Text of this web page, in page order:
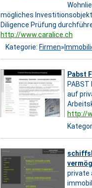
mögliches Investitionsobjekt
Diligence Prüfung
http://www.caralice.ch
Kategorie: Firmen»
Pabst
PABST
auf
http://
private